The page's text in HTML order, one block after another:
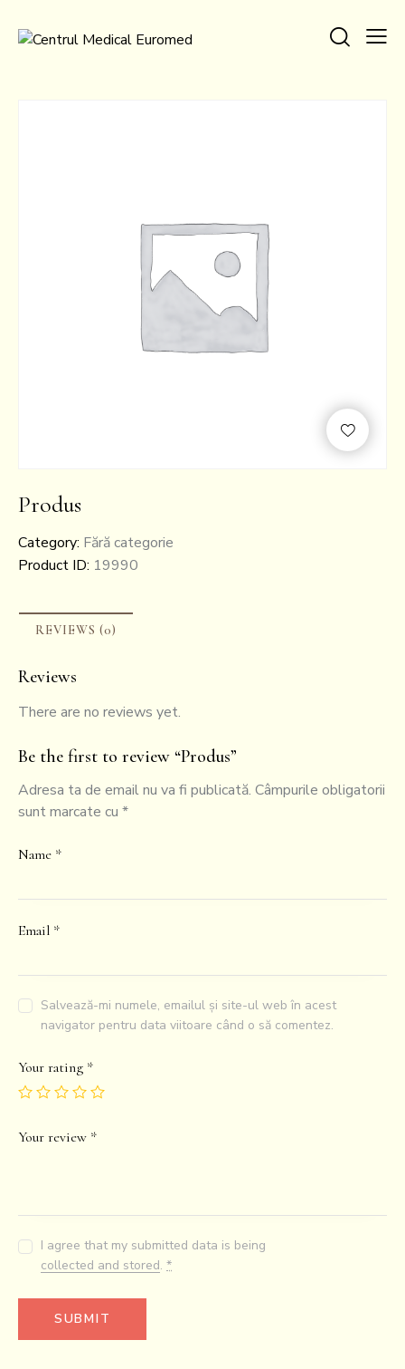
Produs
Category: Fără categorie
Product ID: 19990
REVIEWS (0)
Reviews
There are no reviews yet.
Be the first to review “Produs”
Adresa ta de email nu va fi publicată. Câmpurile obligatorii
sunt marcate cu *
Name *
Email *
Salvează-mi numele, emailul și site-ul web în acest
navigator pentru data viitoare când o să comentez.
Your rating *
Your review *
I agree that my submitted data is being
collected and stored.*